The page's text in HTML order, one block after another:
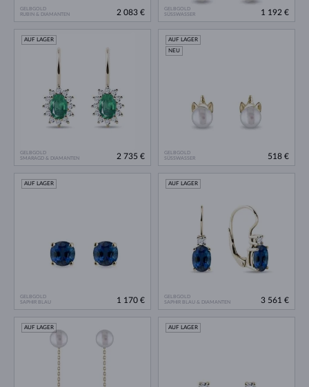
GELBGOLD
RUBIN & DIAMANTEN
2 083 €
GELBGOLD
SÜSSWASSER
1 192 €
GELBGOLD
SMARAGD & DIAMANTEN
AUF LAGER
2 735 €
GELBGOLD
SÜSSWASSER
AUF LAGER
NEU
518 €
GELBGOLD
SAPHIR BLAU
AUF LAGER
1 170 €
GELBGOLD
SAPHIR BLAU & DIAMANTEN
AUF LAGER
3 561 €
AUF LAGER AUF LAGER